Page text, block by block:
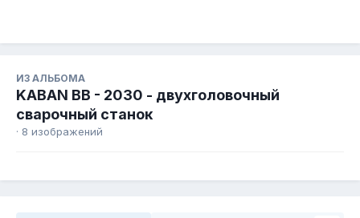
ИЗ АЛЬБОМА
KABAN BB - 2030 - двухголовочный
сварочный станок
· 8 изображений